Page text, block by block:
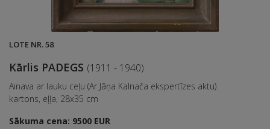
LOTE NR. 58
Kārlis PADEGS (1911 - 1940)
Ainava ar lauku ceļu (Ar Jāņa Kalnača ekspertīzes aktu)
kartons, eļļa, 28x35 cm
Sākuma cena: 9500 EUR